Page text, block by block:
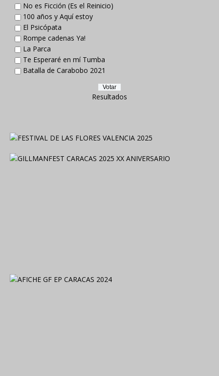
No es Ficción (Es el Reinicio)
100 años y Aquí estoy
El Psicópata
Rompe cadenas Ya!
La Parca
Te Esperaré en mí Tumba
Batalla de Carabobo 2021
Resultados